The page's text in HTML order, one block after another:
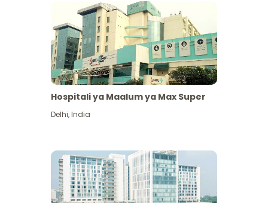
Hospitali ya Maalum ya Max Super
Delhi,India